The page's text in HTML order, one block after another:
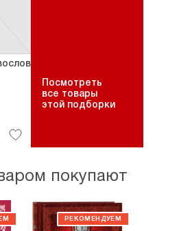
Посмотреть
все товары
этой подборки
покупают